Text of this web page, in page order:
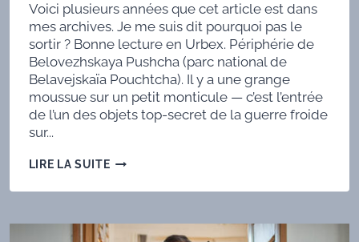
Voici plusieurs années que cet article est dans
mes archives. Je me suis dit pourquoi pas le
sortir ? Bonne lecture en Urbex. Périphérie de
Belovezhskaya Pushcha (parc national de
Belavejskaïa Pouchtcha). Il y a une grange
moussue sur un petit monticule — c’est l’entrée
de l’un des objets top-secret de la guerre froide
sur...
LIRE LA SUITEVISITE
BUNKER